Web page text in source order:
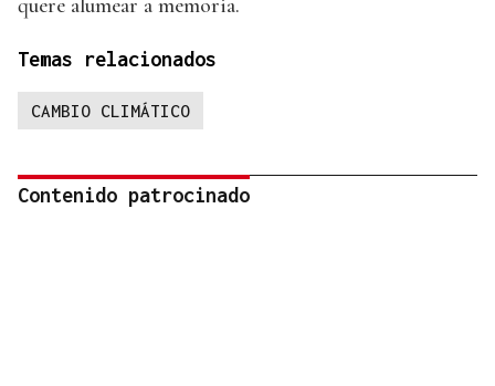
Temas relacionados
CAMBIO CLIMÁTICO
Contenido patrocinado